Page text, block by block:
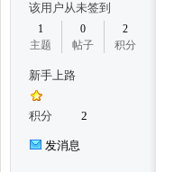
该用户从未签到
1
主题
0
帖子
2
积分
新手上路
积分 2
发消息